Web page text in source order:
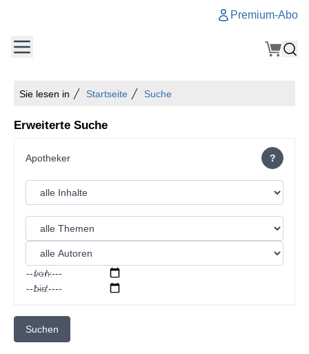
Premium-Abo
Sie lesen in Startseite Suche
Erweiterte Suche
?
von:
bis:
Suchen